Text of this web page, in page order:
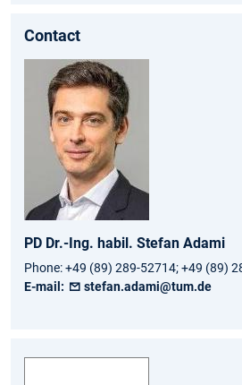
Contact
PD Dr.-Ing. habil. Stefan Adami
Phone:+49 (89) 289-52714; +49 (89)
E-mail:
stefan.adami@tum.de